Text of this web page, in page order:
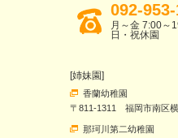
092-
月～金 7:00
日・祝休園
[姉妹園]
香蘭幼稚園
〒811-1311 福岡市南区
那珂川第二幼稚園